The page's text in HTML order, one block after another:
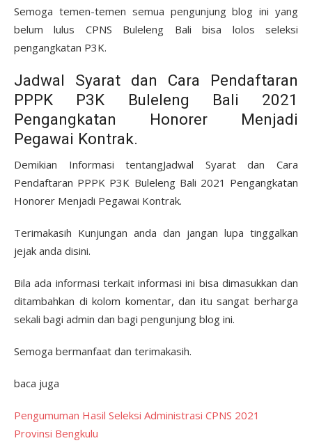
Semoga temen-temen semua pengunjung blog ini yang
belum lulus CPNS Buleleng Bali bisa lolos seleksi
pengangkatan P3K.
Jadwal Syarat dan Cara Pendaftaran
PPPK P3K Buleleng Bali 2021
Pengangkatan Honorer Menjadi
Pegawai Kontrak.
Demikian Informasi tentangJadwal Syarat dan Cara
Pendaftaran PPPK P3K Buleleng Bali 2021 Pengangkatan
Honorer Menjadi Pegawai Kontrak.
Terimakasih Kunjungan anda dan jangan lupa tinggalkan
jejak anda disini.
Bila ada informasi terkait informasi ini bisa dimasukkan dan
ditambahkan di kolom komentar, dan itu sangat berharga
sekali bagi admin dan bagi pengunjung blog ini.
Semoga bermanfaat dan terimakasih.
baca juga
Pengumuman Hasil Seleksi Administrasi CPNS 2021
Provinsi Bengkulu